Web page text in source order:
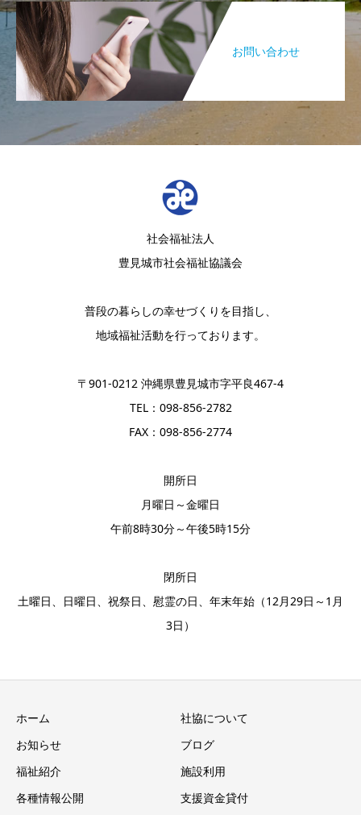
お問い合わせ
社会福祉法人
豊見城市社会福祉協議会
普段の暮らしの幸せづくりを目指し、
地域福祉活動を行っております。
〒901-0212 沖縄県豊見城市字平良467-4
TEL：098-856-2782
FAX：098-856-2774
開所日
月曜日～金曜日
午前8時30分～午後5時15分
閉所日
土曜日、日曜日、祝祭日、慰霊の日、年末年始（12月29日～1月
3日）
ホーム
社協について
お知らせ
ブログ
福祉紹介
施設利用
各種情報公開
支援資金貸付